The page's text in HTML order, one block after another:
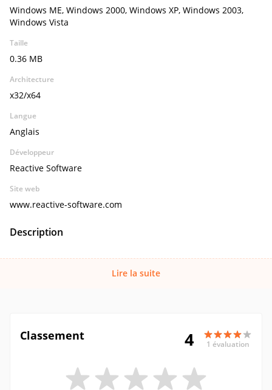
Windows ME, Windows 2000, Windows XP, Windows 2003,
Windows Vista
Taille
0.36 MB
Architecture
x32/x64
Langue
Anglais
Développeur
Reactive Software
Site web
www.reactive-software.com
Description
Lire la suite
Classement 4 1 évaluation